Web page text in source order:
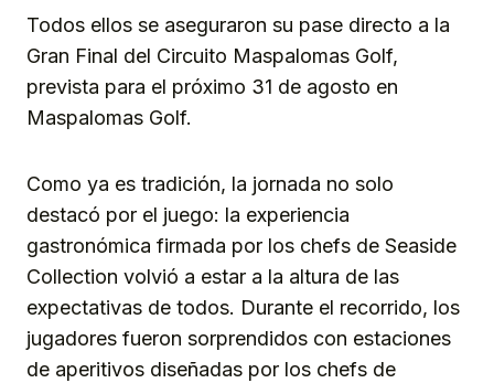
Todos ellos se aseguraron su pase directo a la
Gran Final del Circuito Maspalomas Golf,
prevista para el próximo 31 de agosto en
Maspalomas Golf.
Como ya es tradición, la jornada no solo
destacó por el juego: la experiencia
gastronómica firmada por los chefs de Seaside
Collection volvió a estar a la altura de las
expectativas de todos. Durante el recorrido, los
jugadores fueron sorprendidos con estaciones
de aperitivos diseñadas por los chefs de